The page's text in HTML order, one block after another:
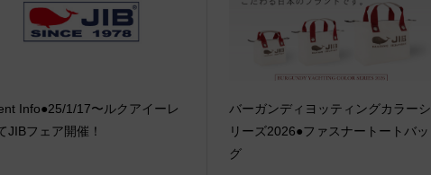
Info●25/1/17〜ルクアイーレ
JIBフェア開催！
バーガンディヨッティングカラーシ
リーズ2026●ファスナートートバッ
グ